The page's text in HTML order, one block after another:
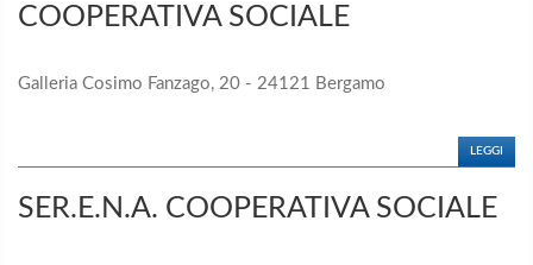
COOPERATIVA SOCIALE
Galleria Cosimo Fanzago, 20 - 24121 Bergamo
LEGGI
SER.E.N.A. COOPERATIVA SOCIALE